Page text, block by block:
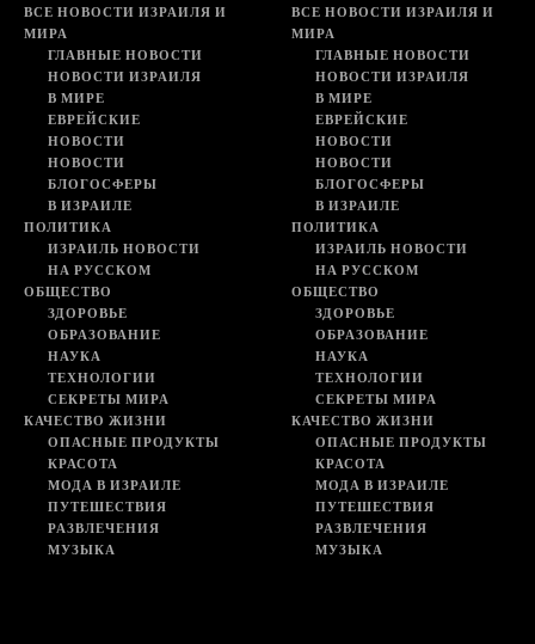
ВСЕ НОВОСТИ ИЗРАИЛЯ И
МИРА
ГЛАВНЫЕ НОВОСТИ
НОВОСТИ ИЗРАИЛЯ
В МИРЕ
ЕВРЕЙСКИЕ
НОВОСТИ
НОВОСТИ
БЛОГОСФЕРЫ
В ИЗРАИЛЕ
ПОЛИТИКА
ИЗРАИЛЬ НОВОСТИ
НА РУССКОМ
ОБЩЕСТВО
ЗДОРОВЬЕ
ОБРАЗОВАНИЕ
НАУКА
ТЕХНОЛОГИИ
СЕКРЕТЫ МИРА
КАЧЕСТВО ЖИЗНИ
ОПАСНЫЕ ПРОДУКТЫ
КРАСОТА
МОДА В ИЗРАИЛЕ
ПУТЕШЕСТВИЯ
РАЗВЛЕЧЕНИЯ
МУЗЫКА
ВСЕ НОВОСТИ ИЗРАИЛЯ И
МИРА
ГЛАВНЫЕ НОВОСТИ
НОВОСТИ ИЗРАИЛЯ
В МИРЕ
ЕВРЕЙСКИЕ
НОВОСТИ
НОВОСТИ
БЛОГОСФЕРЫ
В ИЗРАИЛЕ
ПОЛИТИКА
ИЗРАИЛЬ НОВОСТИ
НА РУССКОМ
ОБЩЕСТВО
ЗДОРОВЬЕ
ОБРАЗОВАНИЕ
НАУКА
ТЕХНОЛОГИИ
СЕКРЕТЫ МИРА
КАЧЕСТВО ЖИЗНИ
ОПАСНЫЕ ПРОДУКТЫ
КРАСОТА
МОДА В ИЗРАИЛЕ
ПУТЕШЕСТВИЯ
РАЗВЛЕЧЕНИЯ
МУЗЫКА